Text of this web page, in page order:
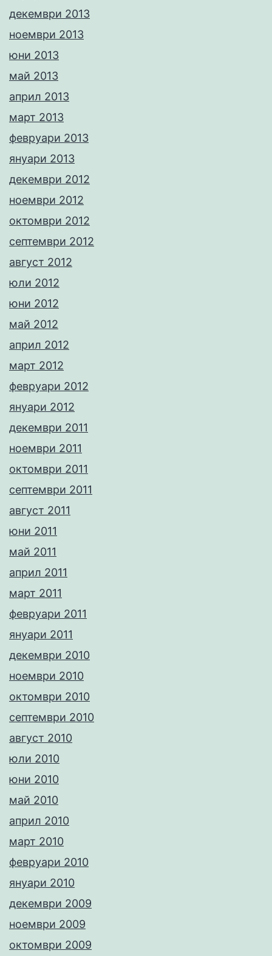
декември 2013
ноември 2013
юни 2013
май 2013
април 2013
март 2013
февруари 2013
януари 2013
декември 2012
ноември 2012
октомври 2012
септември 2012
август 2012
юли 2012
юни 2012
май 2012
април 2012
март 2012
февруари 2012
януари 2012
декември 2011
ноември 2011
октомври 2011
септември 2011
август 2011
юни 2011
май 2011
април 2011
март 2011
февруари 2011
януари 2011
декември 2010
ноември 2010
октомври 2010
септември 2010
август 2010
юли 2010
юни 2010
май 2010
април 2010
март 2010
февруари 2010
януари 2010
декември 2009
ноември 2009
октомври 2009